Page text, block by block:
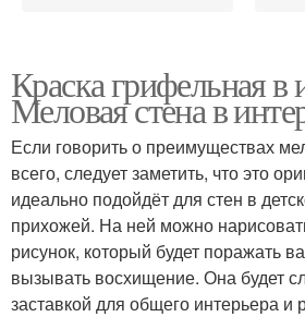
Краска грифельная в
Меловая стена в
Если говорить о преимуществах
всего, следует заметить, что это
идеально подойдёт для стен в
прихожей. На ней можно
рисунок, который будет поражать
вызывать восхищение. Она будет
заставкой для общего интерьера и